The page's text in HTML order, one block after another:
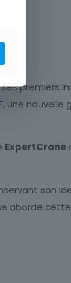
premiers
, une nouvelle
ExpertCrane
son
aborde